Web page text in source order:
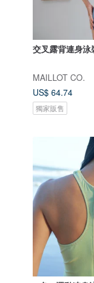
交叉露背連身泳
MAILLOT CO.
US$ 64.74
獨家販售